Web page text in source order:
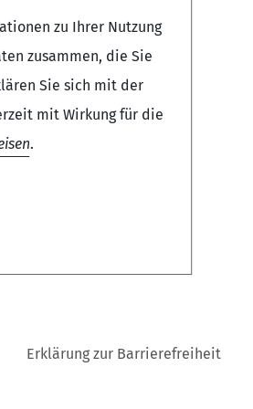
Erklärung zur Barrierefreiheit
zu Ihrer Nutzung
zusammen, die Sie
Sie sich mit der
mit Wirkung für die
.